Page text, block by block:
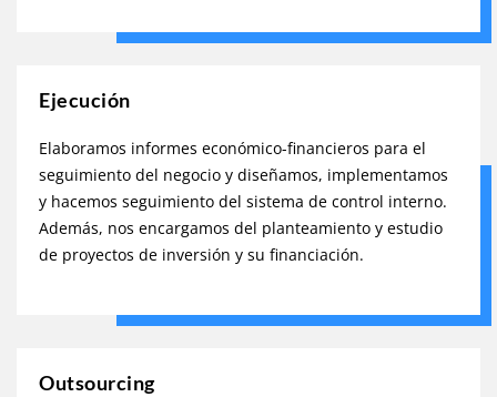
Ejecución
Elaboramos informes económico-financieros para el
seguimiento del negocio y diseñamos, implementamos
y hacemos seguimiento del sistema de control interno.
Además, nos encargamos del planteamiento y estudio
de proyectos de inversión y su financiación.
Outsourcing